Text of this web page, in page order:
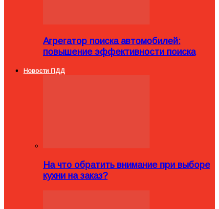
Агрегатор поиска автомобилей:
повышение эффективности поиска
Новости ПДД
На что обратить внимание при выборе
кухни на заказ?